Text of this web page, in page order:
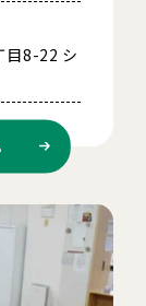
目8-22 シ